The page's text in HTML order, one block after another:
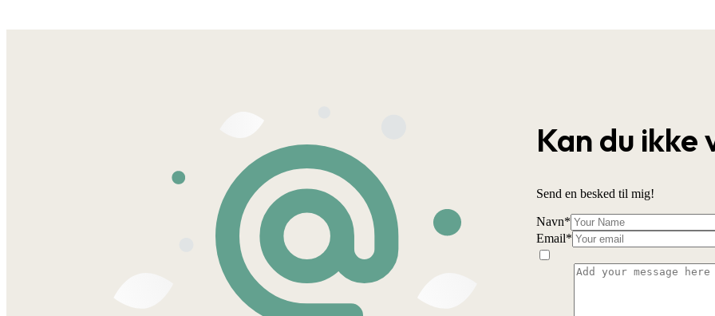
Kan du ikke
Send en besked til mig!
Navn*
Email*